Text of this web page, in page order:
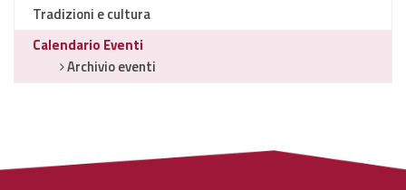
Tradizioni e cultura
Calendario Eventi
Archivio eventi